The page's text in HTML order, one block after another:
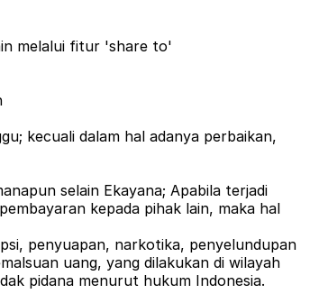
melalui fitur 'share to'
kecuali dalam hal adanya perbaikan,
selain Ekayana; Apabila terjadi
kepada pihak lain, maka hal
penyuapan, narkotika, penyelundupan
uang, yang dilakukan di wilayah
pidana menurut hukum Indonesia.